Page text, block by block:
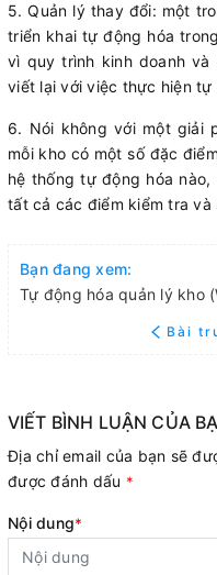
5. Quản lý thay đổi: một
triển khai tự động hóa
vì quy trình kinh doanh
viết lại với việc thực hiện tự
6. Nói không với một giải
mỗi kho có một số đặc
hệ thống tự động hóa
tất cả các điểm kiểm tra và
Bạn đang xem:
Bài
VIẾT BÌNH LUẬN CỦA
Địa chỉ email của bạn sẽ
được đánh dấu *
Nội dung*